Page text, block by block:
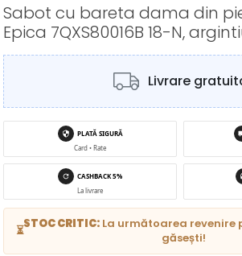
Sabot cu bareta dama din
Epica 7QXS80016B 18-N,
Livrare
PLATĂ SIGURĂ
Card • Rate
CASHBACK 5%
La livrare
⏳STOC CRITIC: La următoarea revenire
găsești!